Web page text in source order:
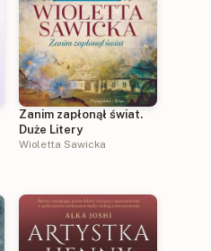
Zanim zapłonął świat.
Duże Litery
Wioletta Sawicka